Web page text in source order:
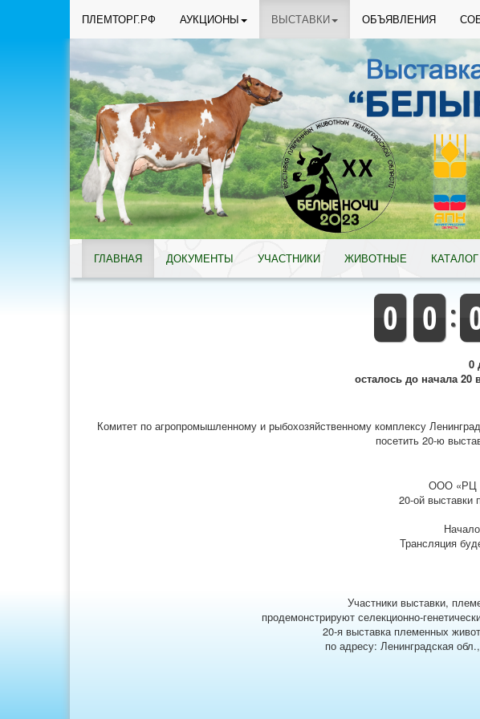
ПЛЕМТОРГ.РФ АУКЦИОНЫ ВЫСТАВКИ ОБЪЯВЛЕНИЯ
ГЛАВНАЯ ДОКУМЕНТЫ УЧАСТНИКИ ЖИВОТНЫЕ КАТАЛОГ
0 0
0
осталось до начала
Комитет по агропромышленному и рыбохозяйственному комплексу
посетить 20-ю
ООО «РЦ
20-ой
Трансляция
Участники выставки,
продемонстрируют селекционно-
20-я выставка племенных
по адресу: Ленинградская